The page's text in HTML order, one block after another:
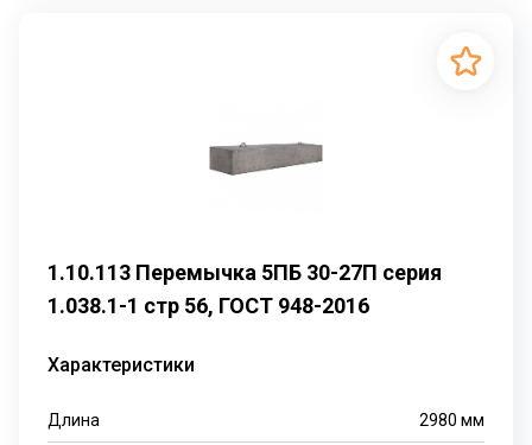
1.10.113 Перемычка 5ПБ 30-27П серия
1.038.1-1 стр 56, ГОСТ 948-2016
Характеристики
Длина 2980 мм